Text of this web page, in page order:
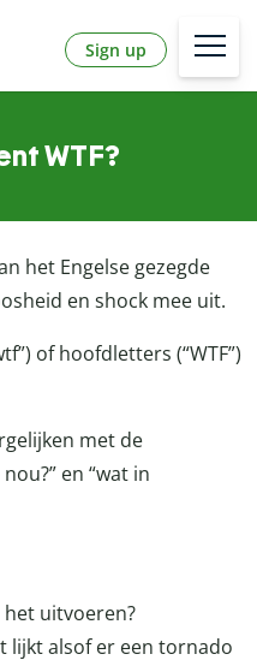
Sign up
WTF?
het Engelse gezegde
en shock mee uit.
of hoofdletters (“WTF”)
met de
en “wat in
uitvoeren?
lijkt alsof er een tornado